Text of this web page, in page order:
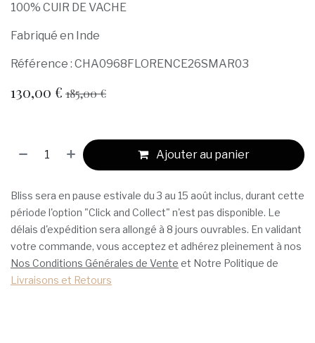
100% CUIR DE VACHE
Fabriqué en Inde
Référence : CHA0968FLORENCE26SMAR03
130,00 € 185,00€
Ajouter au panier
Bliss sera en pause estivale du 3 au 15 août inclus, durant cette
période l'option "Click and Collect" n'est pas disponible. Le
délais d'expédition sera allongé à 8 jours ouvrables. En validant
votre commande, vous acceptez et adhérez pleinement à nos
Nos Conditions Générales de Vente et Notre Politique de
Livraisons et Retours